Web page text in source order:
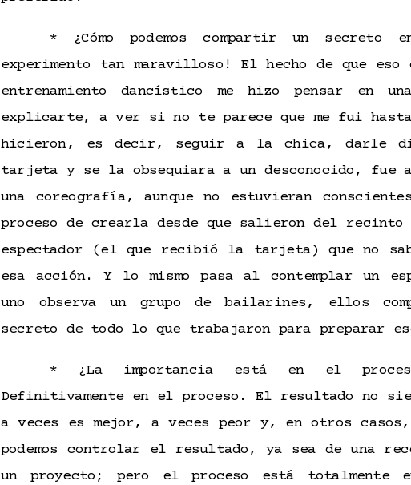
* ¿Cómo podemos compartir un secreto
experimento tan maravilloso! El hecho de que
entrenamiento dancístico me hizo pensar en
explicarte, a ver si no te parece que me fui
hicieron, es decir, seguir a la chica, darle
tarjeta y se la obsequiara a un desconocido, fue
una coreografía, aunque no estuvieran
proceso de crearla desde que salieron del recinto
espectador (el que recibió la tarjeta) que no
esa acción. Y lo mismo pasa al contemplar un
uno observa un grupo de bailarines, ellos
secreto de todo lo que trabajaron para preparar
* ¿La importancia está en el
Definitivamente en el proceso. El resultado no
a veces es mejor, a veces peor y, en otros casos,
podemos controlar el resultado, ya sea de una
un proyecto; pero el proceso está totalmente